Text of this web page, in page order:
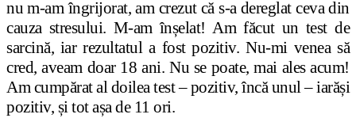
nu m-am îngrijorat, am crezut că s-a dereglat ceva din
cauza stresului. M-am înșelat! Am făcut un test de
sarcină, iar rezultatul a fost pozitiv. Nu-mi venea să
cred, aveam doar 18 ani. Nu se poate, mai ales acum!
Am cumpărat al doilea test – pozitiv, încă unul – iarăși
pozitiv, și tot așa de 11 ori.